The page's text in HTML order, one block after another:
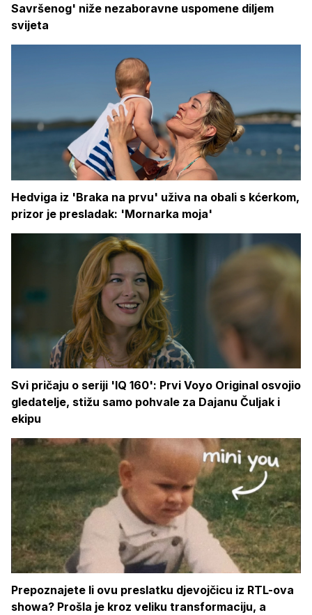
Savršenog' niže nezaboravne uspomene diljem
svijeta
Hedviga iz 'Braka na prvu' uživa na obali s kćerkom,
prizor je presladak: 'Mornarka moja'
Svi pričaju o seriji 'IQ 160': Prvi Voyo Original osvojio
gledatelje, stižu samo pohvale za Dajanu Čuljak i
ekipu
Prepoznajete li ovu preslatku djevojčicu iz RTL-ova
showa? Prošla je kroz veliku transformaciju, a